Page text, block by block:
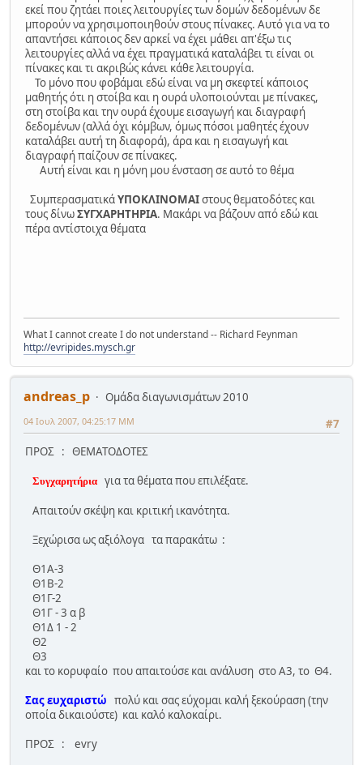
εκεί που ζητάει ποιες λειτουργίες των δομών δεδομένων δε
μπορούν να χρησιμοποιηθούν στους πίνακες. Αυτό για να το
απαντήσει κάποιος δεν αρκεί να έχει μάθει απ'έξω τις
λειτουργίες αλλά να έχει πραγματικά καταλάβει τι είναι οι
πίνακες και τι ακριβώς κάνει κάθε λειτουργία.
Το μόνο που φοβάμαι εδώ είναι να μη σκεφτεί κάποιος
μαθητής ότι η στοίβα και η ουρά υλοποιούνται με πίνακες,
στη στοίβα και την ουρά έχουμε εισαγωγή και διαγραφή
δεδομένων (αλλά όχι κόμβων, όμως πόσοι μαθητές έχουν
καταλάβει αυτή τη διαφορά), άρα και η εισαγωγή και
διαγραφή παίζουν σε πίνακες.
Αυτή είναι και η μόνη μου ένσταση σε αυτό το θέμα
ΣυμπερασματικάΥΠΟΚΛΙΝΟΜΑΙστους θεματοδότες και
τους δίνωΣΥΓΧΑΡΗΤΗΡΙΑ. Μακάρι να βάζουν από εδώ και
πέρα αντίστοιχα θέματα
What I cannot create I do not understand -- Richard Feynman
http://evripides.mysch.gr
andreas_p
Ομάδα διαγωνισμάτων 2010
#7
04 Ιουλ 2007, 04:25:17 ΜΜ
ΠΡΟΣ : ΘΕΜΑΤΟΔΟΤΕΣ
Συγχαρητήρια για τα θέματα που επιλέξατε.
Απαιτούν σκέψη και κριτική ικανότητα.
Ξεχώρισα ως αξιόλογα τα παρακάτω :
Θ1Α-3
Θ1Β-2
Θ1Γ-2
Θ1Γ - 3 α β
Θ1Δ 1 - 2
Θ2
Θ3
και το κορυφαίο που απαιτούσε και ανάλυση στο Α3, το Θ4.
Σας ευχαριστώ πολύ και σας εύχομαι καλή ξεκούραση (την
οποία δικαιούστε) και καλό καλοκαίρι.
ΠΡΟΣ : evry